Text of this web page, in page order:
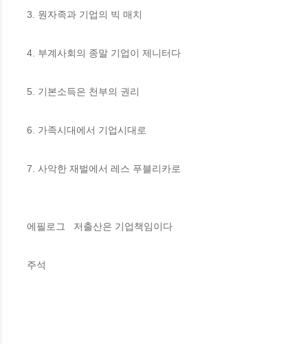
3. 원자족과 기업의 빅 매치
4. 부계사회의 종말 기업이 제니터다
5. 기본소득은 천부의 권리
6. 가족시대에서 기업시대로
7. 사악한 재벌에서 레스 푸블리카로
에필로그   저출산은 기업책임이다
주석